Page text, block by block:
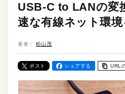
USB-C to LANの変
速な有線ネット環境
著者： 松山茂
ポスト シェアする URL